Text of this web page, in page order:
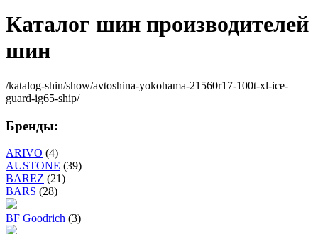
Каталог шин производителей
шин
/katalog-shin/show/avtoshina-yokohama-21560r17-100t-xl-ice-
guard-ig65-ship/
Бренды:
ARIVO (4)
AUSTONE (39)
BAREZ (21)
BARS (28)
BF Goodrich (3)